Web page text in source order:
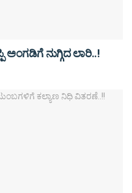
ಅಂಗಡಿಗೆ ನುಗ್ಗಿದ ಲಾರಿ..!